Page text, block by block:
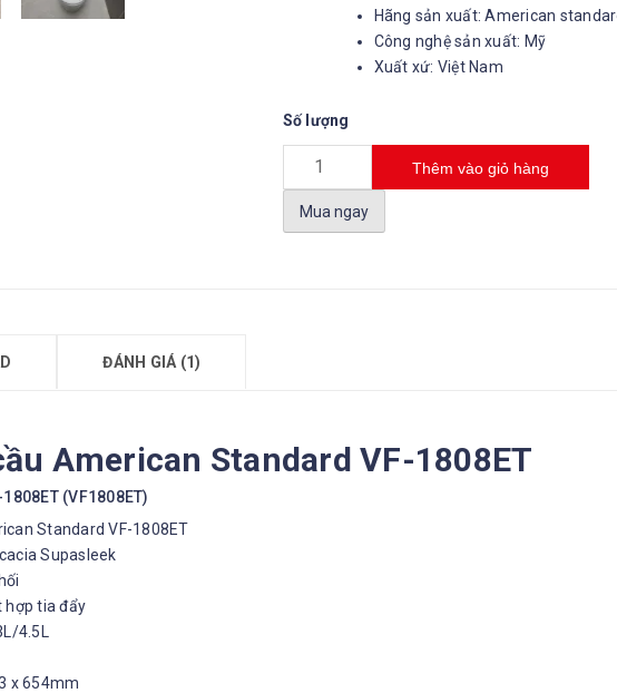
Hãng sản xuất: American
Công nghệ sản xuất: Mỹ
Xuất xứ: Việt Nam
Số lượng
Thêm vào giỏ hàng
Mua ngay
ĐÁNH GIÁ (1)
American Standard VF-1808ET
(VF1808ET)
Standard VF-1808ET
Supasleek
hợp tia đẩy
4.5L
x 654mm